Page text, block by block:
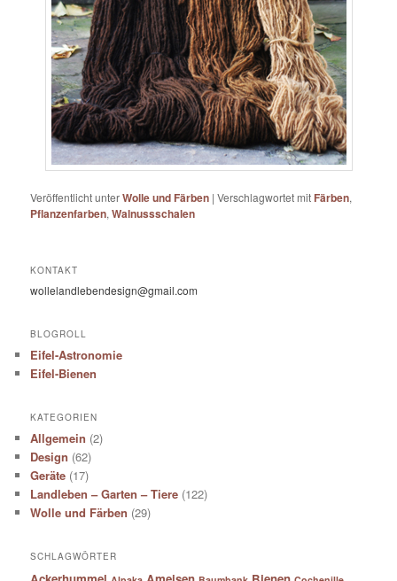
Veröffentlicht unterWolle und Färben |Verschlagwortet mit Färben,
Pflanzenfarben,Walnussschalen
KONTAKT
wollelandlebendesign@gmail.com
BLOGROLL
Eifel-Astronomie
Eifel-Bienen
KATEGORIEN
Allgemein (2)
Design (62)
Geräte (17)
Landleben – Garten – Tiere (122)
Wolle und Färben (29)
SCHLAGWÖRTER